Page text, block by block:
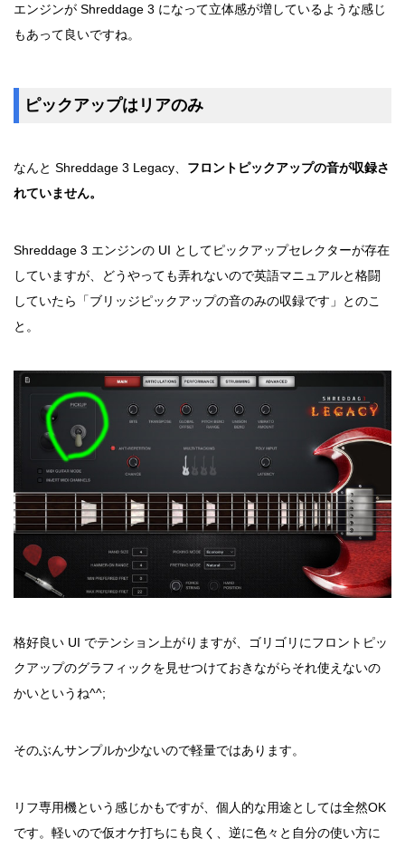
エンジンが Shreddage 3 になって立体感が増しているような感じ
もあって良いですね。
ピックアップはリアのみ
なんと Shreddage 3 Legacy、 フロントピックアップの音が収録さ
れていません。
Shreddage 3 エンジンの UI としてピックアップセレクターが存在
していますが、どうやっても弄れないので英語マニュアルと格闘
していたら「ブリッジピックアップの音のみの収録です」とのこ
と。
格好良い UI でテンション上がりますが、ゴリゴリにフロントピッ
クアップのグラフィックを見せつけておきながらそれ使えないの
かいというね^^;
そのぶんサンプルか少ないので軽量ではあります。
リフ専用機という感じかもですが、個人的な用途としては全然OK
です。軽いので仮オケ打ちにも良く、逆に色々と自分の使い方に